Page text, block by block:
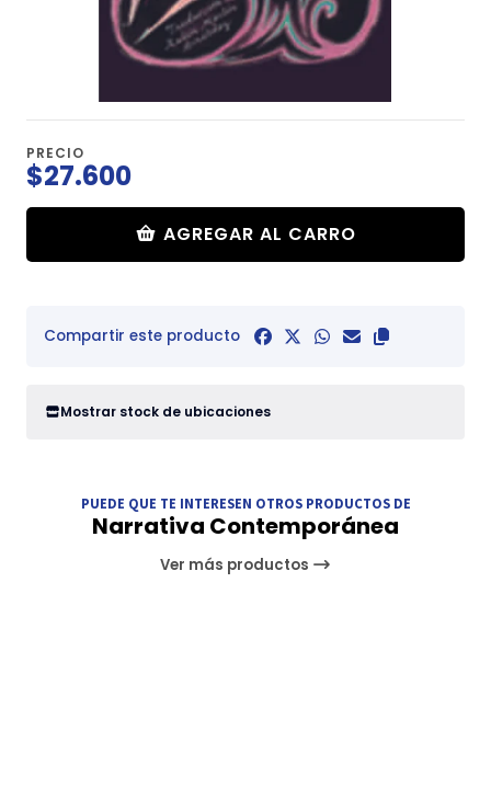
PRECIO
$27.600
AGREGAR AL CARRO
Compartir este producto
Mostrar stock de ubicaciones
PUEDE QUE TE INTERESEN OTROS PRODUCTOS DE
Narrativa Contemporánea
Ver más productos